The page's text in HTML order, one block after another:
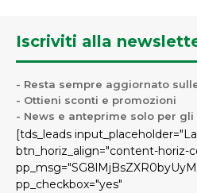
Iscriviti alla
- Resta sempre aggiornato
- Ottieni sconti e promozioni
- News e anteprime solo per
[tds_leads
btn_horiz_align="content-horiz-
pp_checkbox="yes"